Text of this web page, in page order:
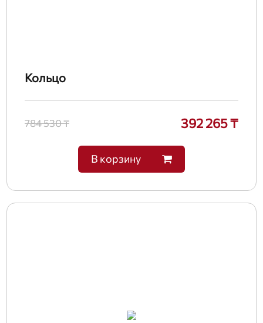
Кольцо
784 530 ₸ 392 265 ₸
В корзину